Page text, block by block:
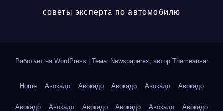
советы эксперта по автомобилю
Работает на WordPress Тема: Newspaperex, автор Themeansar
Home Авокадо Авокадо Авокадо Авокадо Авокадо
Авокадо Авокадо Авокадо Авокадо Авокадо Авокадо